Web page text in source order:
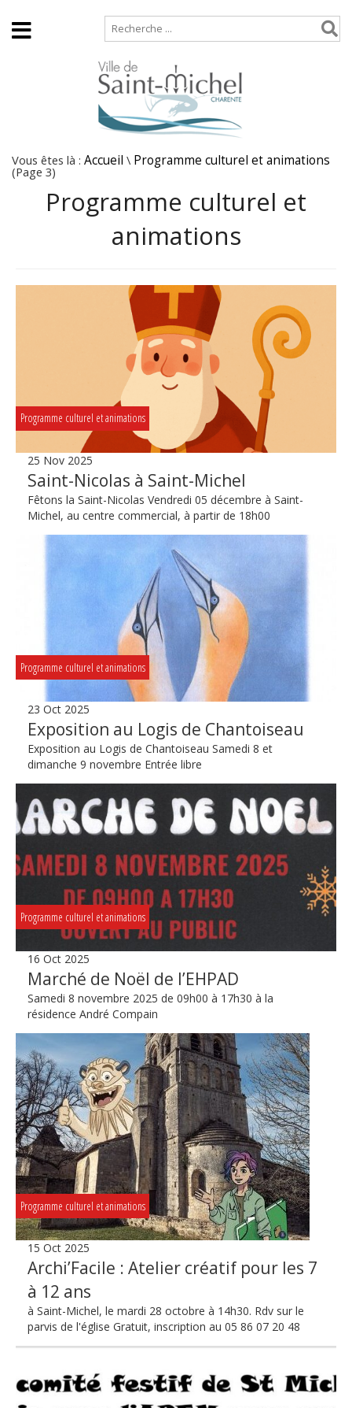
Vous êtes là : Accueil \ Programme culturel et animations
(Page 3)
Programme culturel et
animations
Programme culturel et animations
25 Nov 2025
Saint-Nicolas à Saint-Michel
Fêtons la Saint-Nicolas Vendredi 05 décembre à Saint-
Michel, au centre commercial, à partir de 18h00
Programme culturel et animations
23 Oct 2025
Exposition au Logis de Chantoiseau
Exposition au Logis de Chantoiseau Samedi 8 et
dimanche 9 novembre Entrée libre
Programme culturel et animations
16 Oct 2025
Marché de Noël de l’EHPAD
Samedi 8 novembre 2025 de 09h00 à 17h30 à la
résidence André Compain
Programme culturel et animations
15 Oct 2025
Archi’Facile : Atelier créatif pour les 7
à 12 ans
à Saint-Michel, le mardi 28 octobre à 14h30. Rdv sur le
parvis de l'église Gratuit, inscription au 05 86 07 20 48